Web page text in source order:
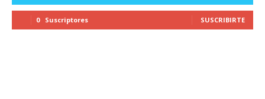
0 Suscriptores SUSCRIBIRTE